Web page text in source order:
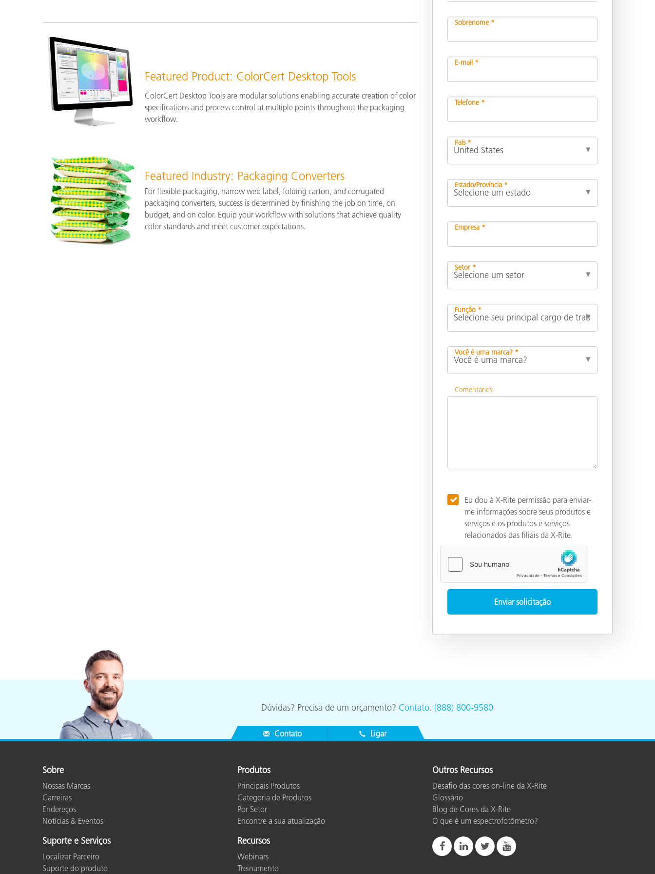
Featured Product: ColorCert Desktop Tools
ColorCert Desktop Tools are modular solutions enabling accurate creation of color
specifications and process control at multiple points throughout the packaging
workflow.
Featured Industry: Packaging Converters
For flexible packaging, narrow web label, folding carton, and corrugated
packaging converters, success is determined by finishing the job on time, on
budget, and on color. Equip your workflow with solutions that achieve quality
color standards and meet customer expectations.
Sobrenome *
E-mail *
Telefone *
País *
Estado/Província *
Empresa *
Setor *
Função *
Você é uma marca? *
Comentários
Eu dou à X-Rite permissão para enviar-
me informações sobre seus produtos e
serviços e os produtos e serviços
relacionados das filiais da X-Rite.
Dúvidas? Precisa de um orçamento? Contato. (888) 800-9580
Contato Ligar
Sobre
Nossas Marcas
Carreiras
Endereços
Notícias & Eventos
Suporte e Serviços
Localizar Parceiro
Suporte do produto
Produtos
Principais Produtos
Categoria de Produtos
Por Setor
Encontre a sua atualização
Recursos
Webinars
Treinamento
Outros Recursos
Desafio das cores on-line da X-Rite
Glossário
Blog de Cores da X-Rite
O que é um espectrofotômetro?